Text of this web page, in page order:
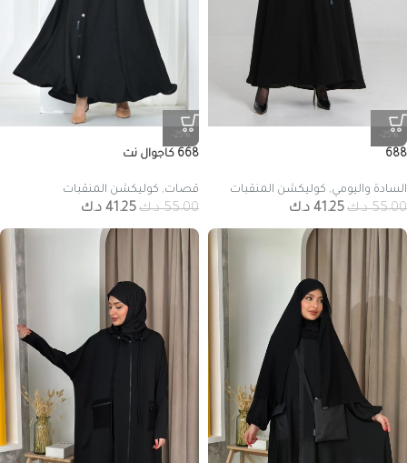
-25%
688
السادة واليومي, كوليكشن المنقبات
55.00 د.ك41.25 د.ك
-25%
668 كاجوال نت
قصات, كوليكشن المنقبات
55.00 د.ك41.25 د.ك